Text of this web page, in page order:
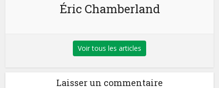
Éric Chamberland
Voir tous les articles
Laisser un commentaire